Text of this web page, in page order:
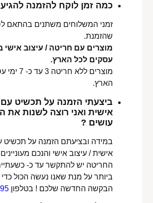
כמה זמן לוקח להזמנה
זמני המשלוחים משתנים בהתאם
שהזמנת.
עסקים לכל הארץ.
מוצרים ללא
הארץ.
ביצעתי הזמנה על תכשיט
אישית ואני רוצה לשנות את
עושים ?
במידה ובציעתם הזמנה על תכשיט
אישית / עיצוב אישי והנכם
החריטה יש להתקשר עד כ-
ביותר על מנת שאנו נעשה הכול
הבקשה החדשה שלכם ! בטלפון